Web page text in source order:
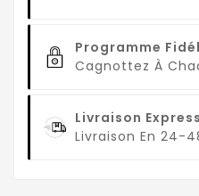
Programme
Cagnottez À
Livraison Express
Livraison En 24-